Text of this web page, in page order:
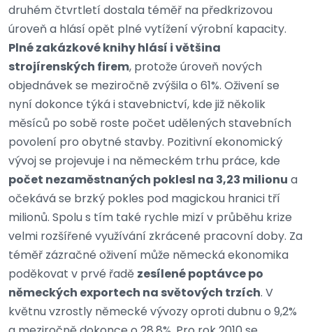
druhém čtvrtletí dostala téměř na předkrizovou
úroveň a hlásí opět plné vytížení výrobní kapacity.
Plné zakázkové knihy hlásí i většina
strojírenských firem, protože úroveň nových
objednávek se meziročně zvýšila o 61%. Oživení se
nyní dokonce týká i stavebnictví, kde již několik
měsíců po sobě roste počet udělených stavebních
povolení pro obytné stavby. Pozitivní ekonomický
vývoj se projevuje i na německém trhu práce, kde
počet nezaměstnaných poklesl na 3,23 milionu a
očekává se brzký pokles pod magickou hranici tří
milionů. Spolu s tím také rychle mizí v průběhu krize
velmi rozšířené využívání zkrácené pracovní doby. Za
téměř zázračné oživení může německá ekonomika
poděkovat v prvé řadě zesílené poptávce po
německých exportech na světových trzích. V
květnu vzrostly německé vývozy oproti dubnu o 9,2%